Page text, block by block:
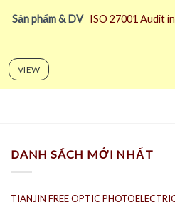
Sản phẩm & DV ISO 27001 Audit
VIEW
DANH SÁCH MỚI NHẤT
TIANJIN FREE OPTIC